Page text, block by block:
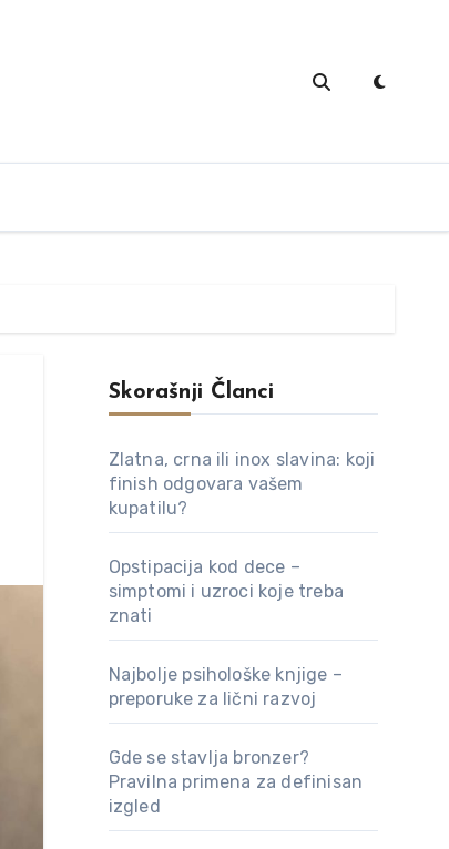
Skorašnji Članci
Zlatna, crna ili inox slavina: koji
finish odgovara vašem
kupatilu?
Opstipacija kod dece –
simptomi i uzroci koje treba
znati
Najbolje psihološke knjige –
preporuke za lični razvoj
Gde se stavlja bronzer?
Pravilna primena za definisan
izgled